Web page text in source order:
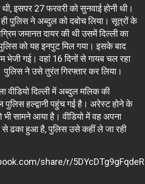
इसपर 27 फरवरी को सुनवाई होनी थी।
पुलिस ने अब्दुल को दबोच लिया। सूत्रों के
जमानत दायर की थी उसमें दिल्ली का
को यह इनपुट मिल गया। इसके बाद
भेजी गई। वहां 16 दिनों से गायब चल रहा
ने उसे तुरंत गिरफ्तार कर लिया।
वीडियो दिल्ली में अब्दुल मलिक की
पुलिस हल्द्वानी पहुंच गई है। अरेस्ट होने के
भी सामने आया है। वीडियो में वह अपना
ढका हुआ है, पुलिस उसे कहीं ले जा रही
share/r/